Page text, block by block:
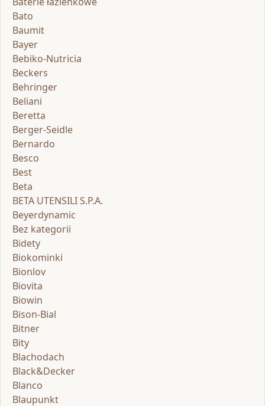
Bato
Baumit
Bayer
Bebiko-Nutricia
Beckers
Behringer
Beliani
Beretta
Berger-Seidle
Bernardo
Besco
Best
Beta
BETA UTENSILI S.P.A.
Beyerdynamic
Bez kategorii
Bidety
Biokominki
Bionlov
Biovita
Biowin
Bison-Bial
Bitner
Bity
Blachodach
Black&Decker
Blanco
Blaupunkt